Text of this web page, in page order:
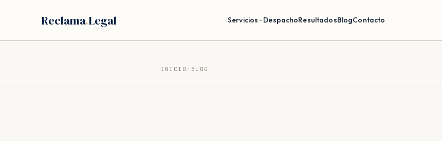
Reclama.Legal Servicios DespachoResultadosBlogContacto
INICIO › BLOG